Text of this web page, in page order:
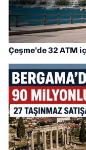
Çeşme’de 32 ATM